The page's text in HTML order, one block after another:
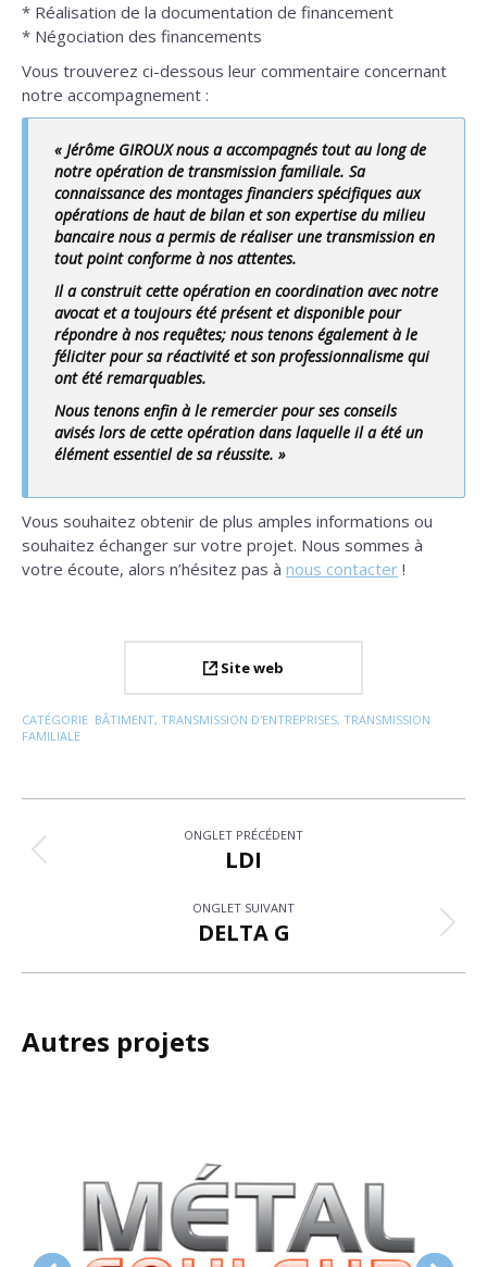
* Réalisation de la documentation de financement
* Négociation des financements
Vous trouverez ci-dessous leur commentaire concernant
notre accompagnement :
« Jérôme GIROUX nous a accompagnés tout au long de
notre opération de transmission familiale. Sa
connaissance des montages financiers spécifiques aux
opérations de haut de bilan et son expertise du milieu
bancaire nous a permis de réaliser une transmission en
tout point conforme à nos attentes.
Il a construit cette opération en coordination avec notre
avocat et a toujours été présent et disponible pour
répondre à nos requêtes; nous tenons également à le
féliciter pour sa réactivité et son professionnalisme qui
ont été remarquables.
Nous tenons enfin à le remercier pour ses conseils
avisés lors de cette opération dans laquelle il a été un
élément essentiel de sa réussite. »
Vous souhaitez obtenir de plus amples informations ou
souhaitez échanger sur votre projet. Nous sommes à
votre écoute, alors n’hésitez pas à nous contacter !
Site web
CATÉGORIE BÂTIMENT, TRANSMISSION D'ENTREPRISES, TRANSMISSION
FAMILIALE
de
commentaire
ONGLET PRÉCÉDENT
Onglet
LDI
ONGLET SUIVANT
Projets
DELTA G
Autres projets